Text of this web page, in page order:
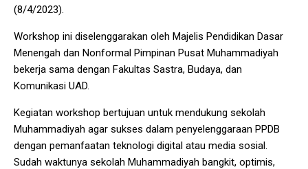
(8/4/2023).
Workshop ini diselenggarakan oleh Majelis Pendidikan Dasar
Menengah dan Nonformal Pimpinan Pusat Muhammadiyah
bekerja sama dengan Fakultas Sastra, Budaya, dan
Komunikasi UAD.
Kegiatan workshop bertujuan untuk mendukung sekolah
Muhammadiyah agar sukses dalam penyelenggaraan PPDB
dengan pemanfaatan teknologi digital atau media sosial.
Sudah waktunya sekolah Muhammadiyah bangkit, optimis,